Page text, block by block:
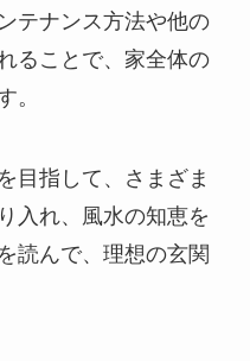
テナンス方法や他の
ることで、家全体の
。
目指して、さまざま
入れ、風水の知恵を
読んで、理想の玄関